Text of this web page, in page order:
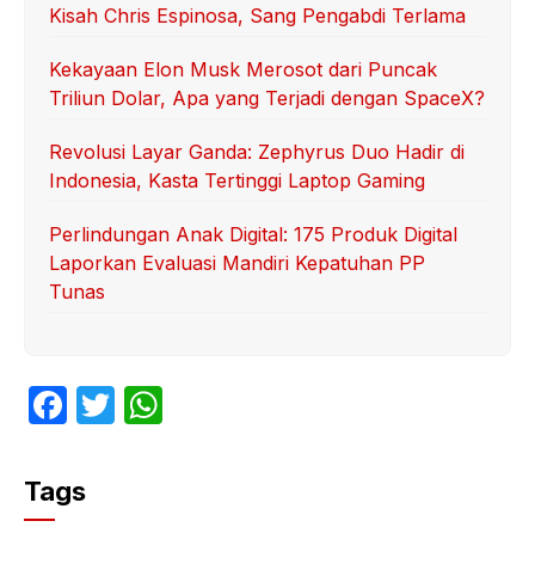
Kisah Chris Espinosa, Sang Pengabdi Terlama
Kekayaan Elon Musk Merosot dari Puncak
Triliun Dolar, Apa yang Terjadi dengan SpaceX?
Revolusi Layar Ganda: Zephyrus Duo Hadir di
Indonesia, Kasta Tertinggi Laptop Gaming
Perlindungan Anak Digital: 175 Produk Digital
Laporkan Evaluasi Mandiri Kepatuhan PP
Tunas
F
c
e
T
Tags